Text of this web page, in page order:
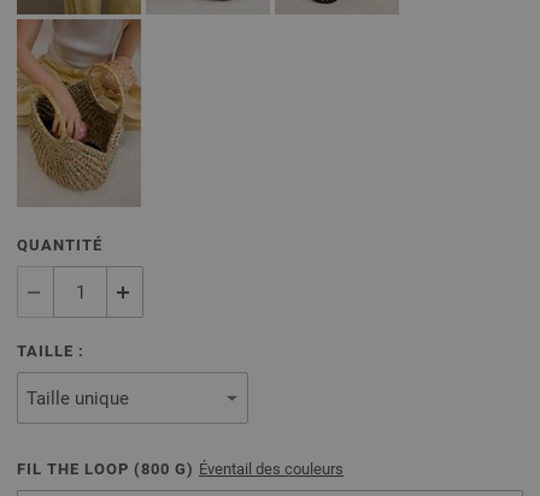
QUANTITÉ
TAILLE :
FIL THE LOOP (800 G) Éventail des couleurs